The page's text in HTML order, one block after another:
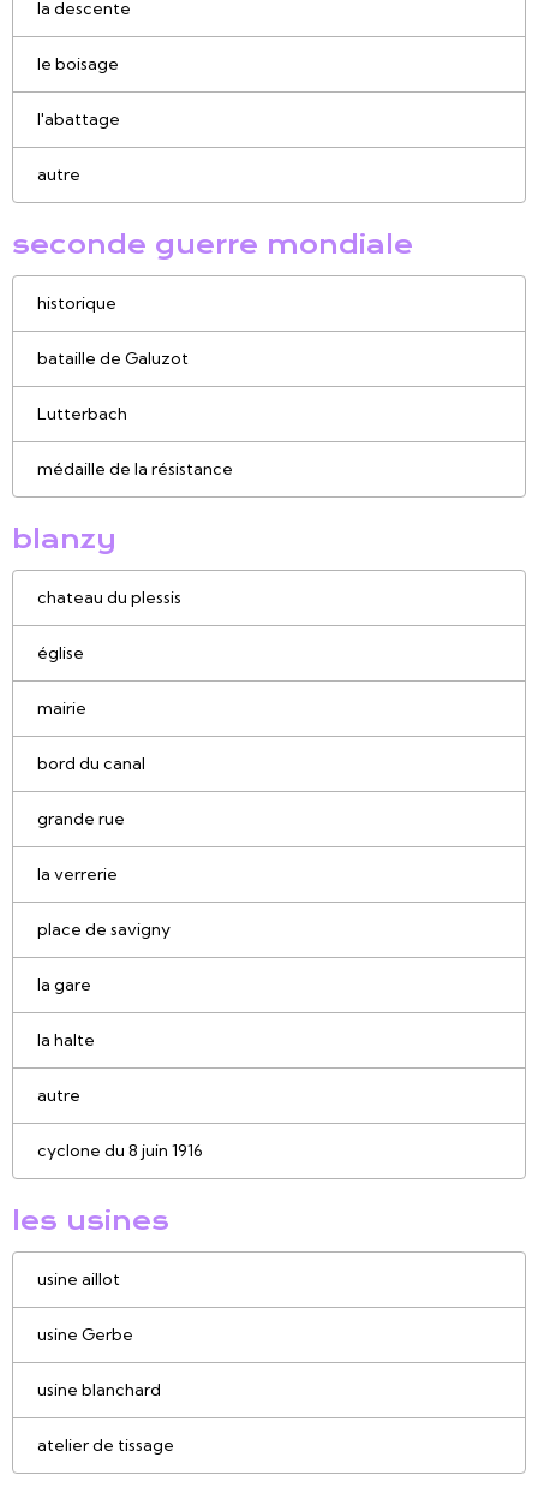
la descente
le boisage
l'abattage
autre
seconde guerre mondiale
historique
bataille de Galuzot
Lutterbach
médaille de la résistance
blanzy
chateau du plessis
église
mairie
bord du canal
grande rue
la verrerie
place de savigny
la gare
la halte
autre
cyclone du 8 juin 1916
les usines
usine aillot
usine Gerbe
usine blanchard
atelier de tissage